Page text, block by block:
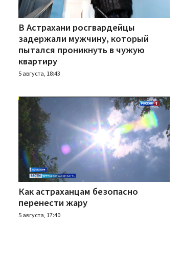
В Астрахани росгвардейцы
задержали мужчину, который
пытался проникнуть в чужую
квартиру
5 августа, 18:43
Как астраханцам безопасно
перенести жару
5 августа, 17:40